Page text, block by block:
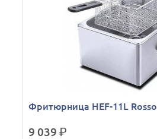
Фритюрница HEF-11L Rosso
9 039р.